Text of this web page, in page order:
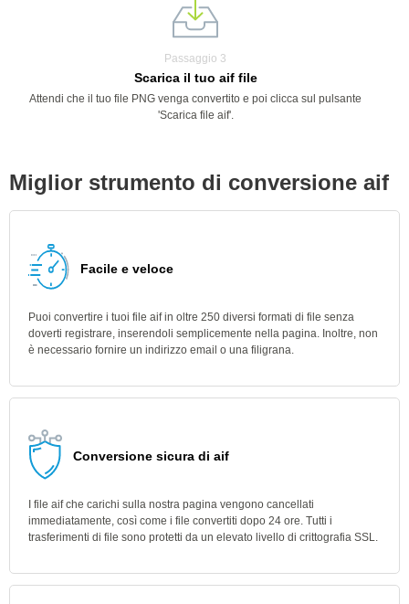
Passaggio 3
Scarica il tuo aif file
Attendi che il tuo file PNG venga convertito e poi clicca sul pulsante
'Scarica file aif'.
Miglior strumento di conversione aif
Facile e veloce
Puoi convertire i tuoi file aif in oltre 250 diversi formati di file senza
doverti registrare, inserendoli semplicemente nella pagina. Inoltre, non
è necessario fornire un indirizzo email o una filigrana.
Conversione sicura di aif
I file aif che carichi sulla nostra pagina vengono cancellati
immediatamente, così come i file convertiti dopo 24 ore. Tutti i
trasferimenti di file sono protetti da un elevato livello di crittografia SSL.